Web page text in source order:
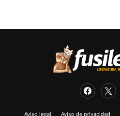
Aviso legal Aviso de privacidad